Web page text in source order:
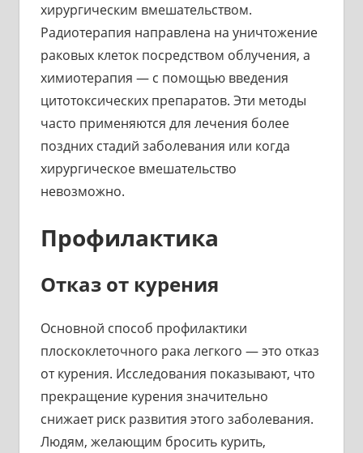
хирургическим вмешательством.
Радиотерапия направлена на уничтожение
раковых клеток посредством облучения, а
химиотерапия — с помощью введения
цитотоксических препаратов. Эти методы
часто применяются для лечения более
поздних стадий заболевания или когда
хирургическое вмешательство
невозможно.
Профилактика
Отказ от курения
Основной способ профилактики
плоскоклеточного рака легкого — это отказ
от курения. Исследования показывают, что
прекращение курения значительно
снижает риск развития этого заболевания.
Людям, желающим бросить курить,